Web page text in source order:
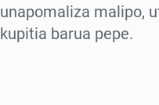
unapomaliza malipo,
kupitia barua pepe.